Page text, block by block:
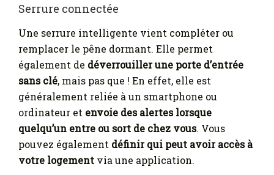
Serrure connectée
Une serrure intelligente vient compléter ou
remplacer le pêne dormant. Elle permet
également de déverrouiller une porte d’entrée
sans clé, mais pas que ! En effet, elle est
généralement reliée à un smartphone ou
ordinateur et envoie des alertes lorsque
quelqu’un entre ou sort de chez vous. Vous
pouvez également définir qui peut avoir accès à
votre logement via une application.